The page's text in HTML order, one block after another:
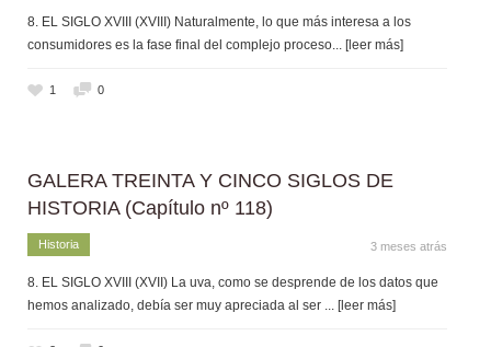
8. EL SIGLO XVIII (XVIII) Naturalmente, lo que más interesa a los
consumidores es la fase final del complejo proceso... [leer más]
1 0
GALERA TREINTA Y CINCO SIGLOS DE
HISTORIA (Capítulo nº 118)
Historia 3 meses atrás
8. EL SIGLO XVIII (XVII) La uva, como se desprende de los datos que
hemos analizado, debía ser muy apreciada al ser ... [leer más]